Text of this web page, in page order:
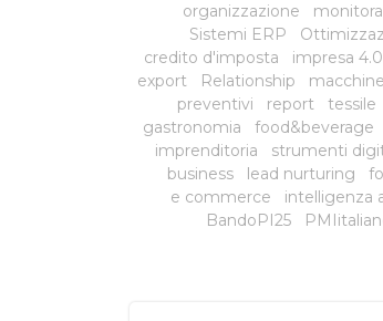
organizzazione
Sistemi ERP
credito d'imposta
impresa 4.0
export
Relationship
preventivi
report tessile
gastronomia
food&beverage
imprenditoria
strumenti
business
lead nurturing
e commerce
intelligenza
BandoPI25